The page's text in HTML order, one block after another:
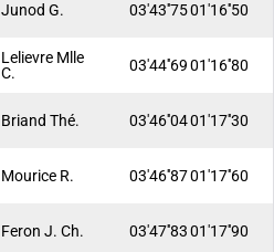
Junod G. 03'43''7501'16''50
Lelievre Mlle
C.
03'44''6901'16''80
Briand Thé. 03'46''0401'17''30
Mourice R. 03'46''8701'17''60
Feron J. Ch. 03'47''8301'17''90